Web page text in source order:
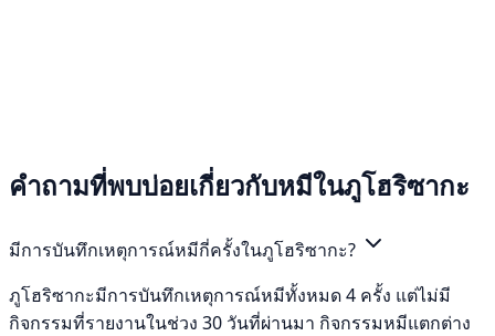
คำถามที่พบบ่อยเกี่ยวกับหมีในภูโฮริซากะ
มีการบันทึกเหตุการณ์หมีกี่ครั้งในภูโฮริซากะ?
ภูโฮริซากะมีการบันทึกเหตุการณ์หมีทั้งหมด 4 ครั้ง แต่ไม่มี
กิจกรรมที่รายงานในช่วง 30 วันที่ผ่านมา กิจกรรมหมีแตกต่าง